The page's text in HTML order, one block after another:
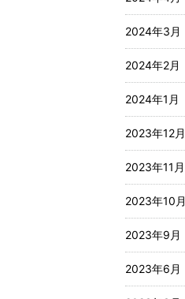
2024年3月
2024年2月
2024年1月
2023年12月
2023年11月
2023年10月
2023年9月
2023年6月